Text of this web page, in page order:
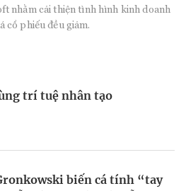
nhằm cải thiện tình hình kinh doanh
cổ phiếu đều giảm.
trí tuệ nhân tạo
biến cá tính “tay
25 tuổi và tham vọng lật
vay
ổn và bảo vệ sức khỏe
| Brand Contributor